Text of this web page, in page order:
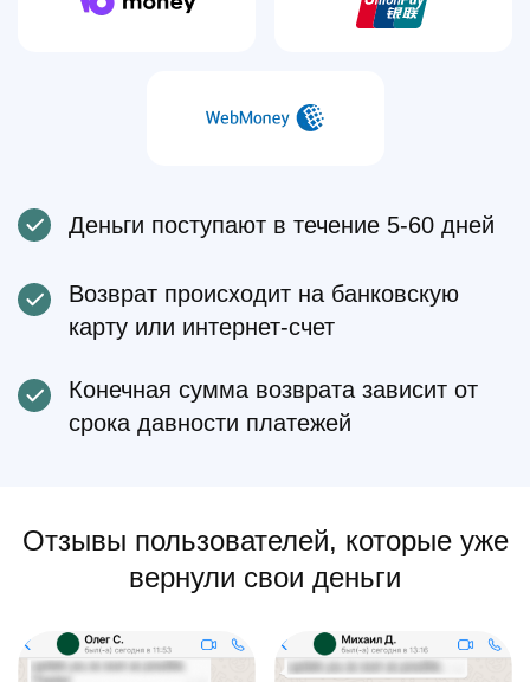
Деньги поступают в течение 5-60 дней
Возврат происходит на банковскую
карту или интернет-счет
Конечная сумма возврата зависит от
срока давности платежей
Отзывы пользователей, которые уже
вернули свои деньги